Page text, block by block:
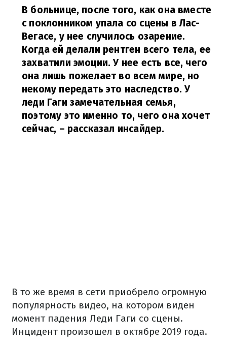
В больнице, после того, как она вместе
с поклонником упала со сцены в Лас-
Вегасе, у нее случилось озарение.
Когда ей делали рентген всего тела, ее
захватили эмоции. У нее есть все, чего
она лишь пожелает во всем мире, но
некому передать это наследство. У
леди Гаги замечательная семья,
поэтому это именно то, чего она хочет
сейчас, – рассказал инсайдер.
В то же время в сети приобрело огромную
популярность видео, на котором виден
момент падения Леди Гаги со сцены.
Инцидент произошел в октябре 2019 года.